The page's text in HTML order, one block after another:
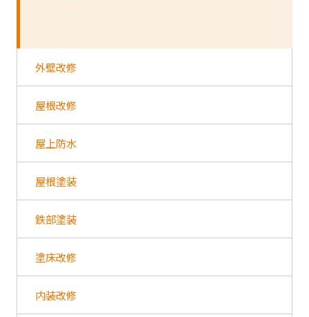
外壁改修
屋根改修
屋上防水
屋根塗装
鉄部塗装
塗床改修
内装改修